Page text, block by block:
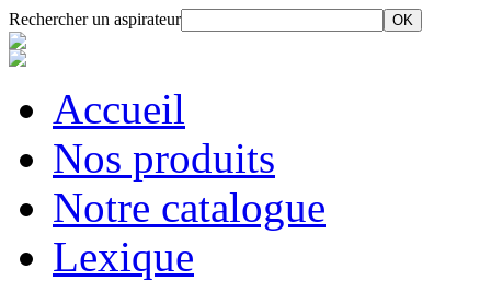
Rechercher un aspirateur
Accueil
Nos produits
Notre catalogue
Lexique